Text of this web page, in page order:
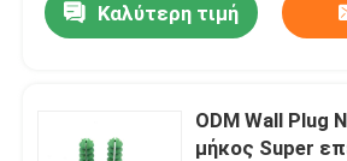
Καλύτερη τιμή
ODM Wall Plug
μήκος Super